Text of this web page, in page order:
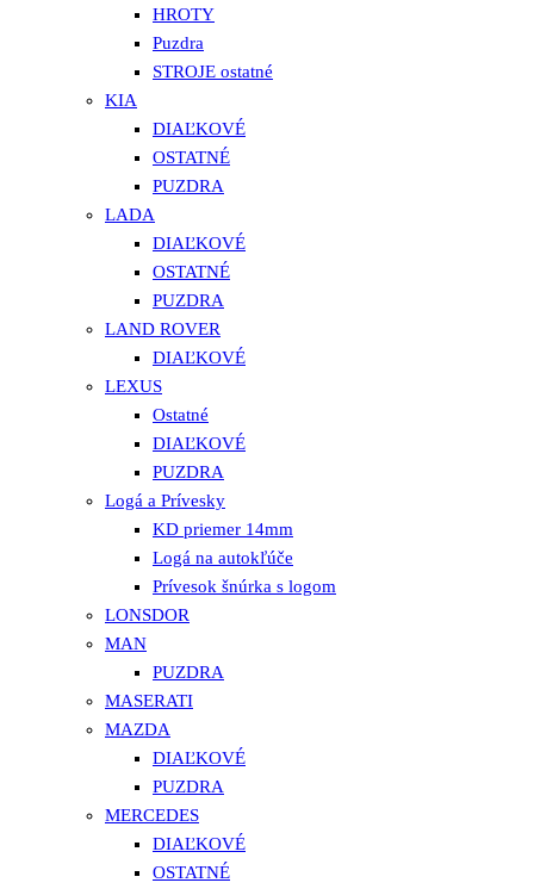
HROTY
Puzdra
STROJE ostatné
KIA
DIAĽKOVÉ
OSTATNÉ
PUZDRA
LADA
DIAĽKOVÉ
OSTATNÉ
PUZDRA
LAND ROVER
DIAĽKOVÉ
LEXUS
Ostatné
DIAĽKOVÉ
PUZDRA
Logá a Prívesky
KD priemer 14mm
Logá na autokľúče
Prívesok šnúrka s logom
LONSDOR
MAN
PUZDRA
MASERATI
MAZDA
DIAĽKOVÉ
PUZDRA
MERCEDES
DIAĽKOVÉ
OSTATNÉ